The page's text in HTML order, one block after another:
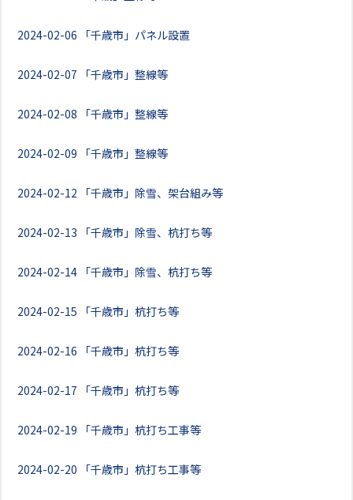
2024-02-06 「千歳市」パネル設置
2024-02-07 「千歳市」整線等
2024-02-08 「千歳市」整線等
2024-02-09 「千歳市」整線等
2024-02-12 「千歳市」除雪、架台組み等
2024-02-13 「千歳市」除雪、杭打ち等
2024-02-14 「千歳市」除雪、杭打ち等
2024-02-15 「千歳市」杭打ち等
2024-02-16 「千歳市」杭打ち等
2024-02-17 「千歳市」杭打ち等
2024-02-19 「千歳市」杭打ち工事等
2024-02-20 「千歳市」杭打ち工事等